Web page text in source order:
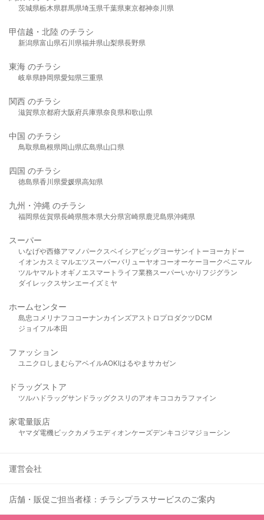
茨城県栃木県群馬県埼玉県千葉県東京都神奈川県
甲信越・北陸 のチラシ
新潟県富山県石川県福井県山梨県長野県
東海 のチラシ
岐阜県静岡県愛知県三重県
関西 のチラシ
滋賀県京都府大阪府兵庫県奈良県和歌山県
中国 のチラシ
鳥取県島根県岡山県広島県山口県
四国 のチラシ
徳島県香川県愛媛県高知県
九州・沖縄 のチラシ
福岡県佐賀県長崎県熊本県大分県宮崎県鹿児島県沖縄県
スーパー
いなげや西條アマノパークスベイシア ビッグヨーサンイトーヨーカドー
イオンカスミ マルエツスーパーバリューヤオコーオーケー ヨークベニマル
ツルヤマルト オギノ エスマート ライフ業務スーパーいかり フジグラン
ダイレックスサンエーイズミヤ
ホームセンター
島忠 コメリ ナフコ コーナンカインズアストロプロダクツDCM
ジョイフル本田
ファッション
ユニクロ しまむら アベイルAOKIはるやま サカゼン
ドラッグストア
ツルハドラッグサンドラッグクスリのアオキ ココカラファイン
家電量販店
ヤマダ電機ビックカメラ エディオンケーズデンキ コジマジョーシン
運営会社
店舗・販促ご担当者様：チラシプラスサービスのご案内